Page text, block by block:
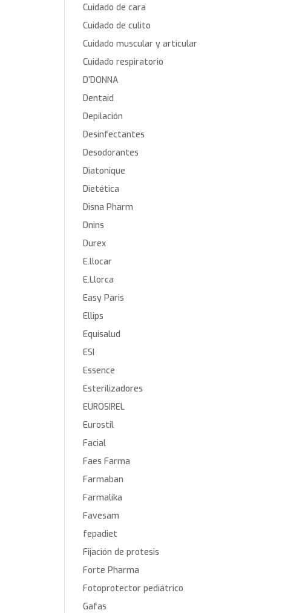
Cuidado de cara
Cuidado de culito
Cuidado muscular y articular
Cuidado respiratorio
D’DONNA
Dentaid
Depilación
Desinfectantes
Desodorantes
Diatonique
Dietética
Disna Pharm
Dnins
Durex
E.llocar
E.Llorca
Easy Paris
Ellips
Equisalud
ESI
Essence
Esterilizadores
EUROSIREL
Eurostil
Facial
Faes Farma
Farmaban
Farmalika
Favesam
fepadiet
Fijación de protesis
Forte Pharma
Fotoprotector pediátrico
Gafas